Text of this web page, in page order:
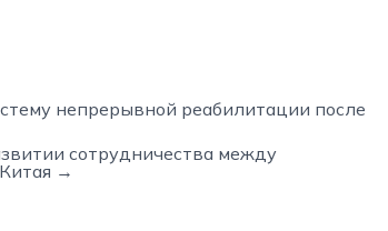
непрерывной реабилитации после
сотрудничества между
→